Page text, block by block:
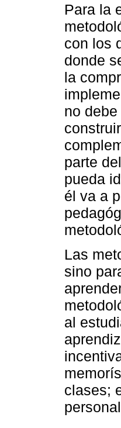
Para la
con los
donde
la
no
parte
pueda
él va a
Las
sino
al
clases;